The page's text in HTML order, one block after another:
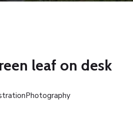
leaf on desk
Photography